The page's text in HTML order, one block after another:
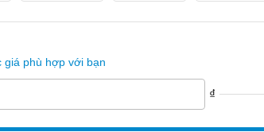
giá phù hợp với bạn
₫